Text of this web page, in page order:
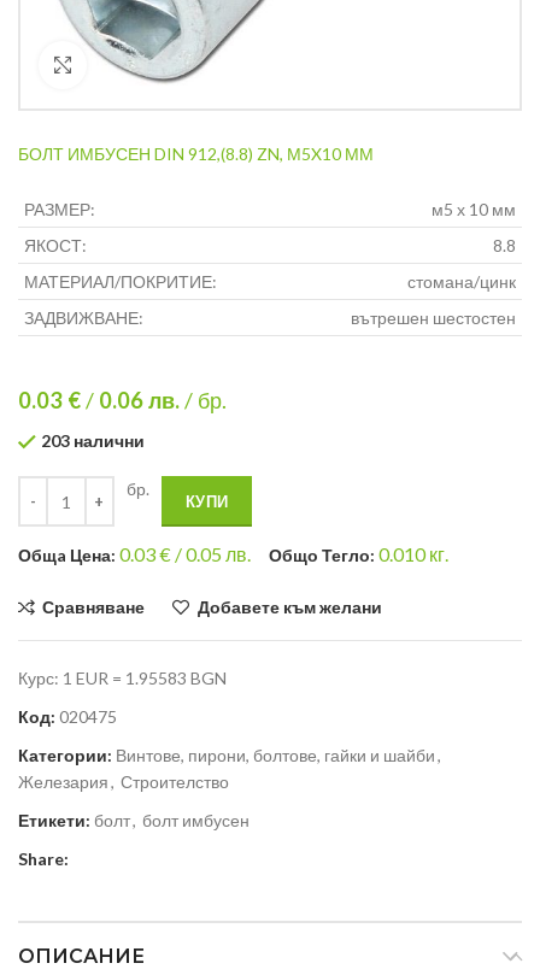
Кликнете за уголемяване
БОЛТ ИМБУСЕН DIN 912,(8.8) ZN, М5X10 ММ
РАЗМЕР:
м5 х 10 мм
ЯКОСТ:
8.8
МАТЕРИАЛ/ПОКРИТИЕ:
стомана/цинк
ЗАДВИЖВАНЕ:
вътрешен шестостен
0.03 €/ 0.06лв./ бр.
203 налични
бр.
КУПИ
Общa Цена: 0.03€ /0.05 лв. Общо Тегло: 0.010кг.
Сравняване Добавете към желани
Курс: 1 EUR = 1.95583 BGN
Код: 020475
Категории: Винтове, пирони, болтове, гайки и шайби,
Железария, Строителство
Етикети: болт, болт имбусен
Share:
ОПИСАНИЕ